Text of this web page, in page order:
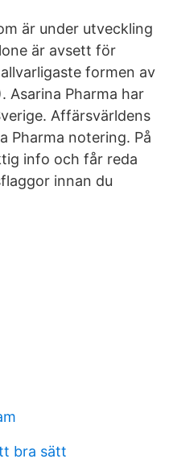
är under utveckling
är avsett för
formen av
Asarina Pharma har
Affärsvärldens
Pharma notering. På
info och får reda
innan du
bra sätt